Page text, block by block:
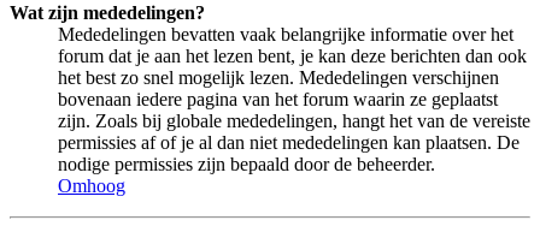
Wat zijn mededelingen?
Mededelingen bevatten vaak belangrijke informatie over het
forum dat je aan het lezen bent, je kan deze berichten dan ook
het best zo snel mogelijk lezen. Mededelingen verschijnen
bovenaan iedere pagina van het forum waarin ze geplaatst
zijn. Zoals bij globale mededelingen, hangt het van de vereiste
permissies af of je al dan niet mededelingen kan plaatsen. De
nodige permissies zijn bepaald door de beheerder.
Omhoog